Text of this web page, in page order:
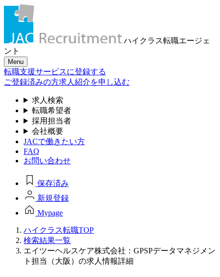
ハイクラス転職エージェ
ント
Menu
転職支援サービスに登録する
ご登録済みの方求人紹介を申し込む
求人検索
転職希望者
採用担当者
会社概要
JACで働きたい方
FAQ
お問い合わせ
保存済み
新規登録
Mypage
ハイクラス転職TOP
検索結果一覧
エイツーヘルスケア株式会社：GPSPデータマネジメン
ト担当（大阪）の求人情報詳細